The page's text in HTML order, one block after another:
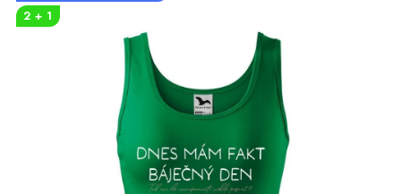
VLASTNÍ MOTIV
OKAMŽITĚ K ODBĚRU
2 + 1